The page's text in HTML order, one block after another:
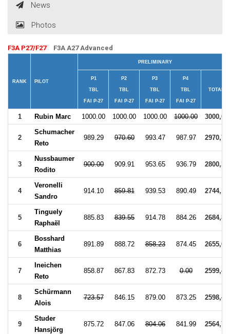
News
Photos
F3A P27/F27 F3A A27 Advanced
RANK PILOT
PRELIMINARY
P1
TBL
FAI P-27
P2
TBL
FAI P-27
P3
TBL
FAI P-27
P4
TBL
FAI P-27
TOTAL
1 Rubin Marc 1000.00 1000.00 1000.00 1000.00 3000,00
2
Schumacher
Reto
989.29 970.60 993.47 987.97 2970,73
3
Nussbaumer
Rodito
900.00 909.91 953.65 936.79 2800,35
4
Veronelli
Sandro
914.10 859.81 939.53 890.49 2744,12
5
Tinguely
Raphaël
885.83 839.55 914.78 884.26 2684,87
6
Bosshard
Matthias
891.89 888.72 858.23 874.45 2655,06
7
Ineichen
Reto
858.87 867.83 872.73 0.00 2599,43
8
Schürmann
Alois
723.57 846.15 879.00 873.25 2598,40
9
Studer
Hansjörg
875.72 847.06 804.06 841.99 2564,77